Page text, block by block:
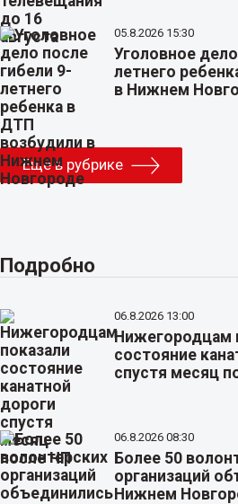
05.8.2026 15:30
Уголовное
летнего
в Нижнем
Еще в рубрике
Подробно
06.8.2026 13:00
Нижегородцам
состояние
спустя месяц
06.8.2026 08:30
Более 50
организаций
Нижнем